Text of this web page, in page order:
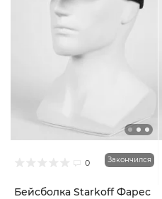
0 Закончился
Бейсболка Starkoff Фарес